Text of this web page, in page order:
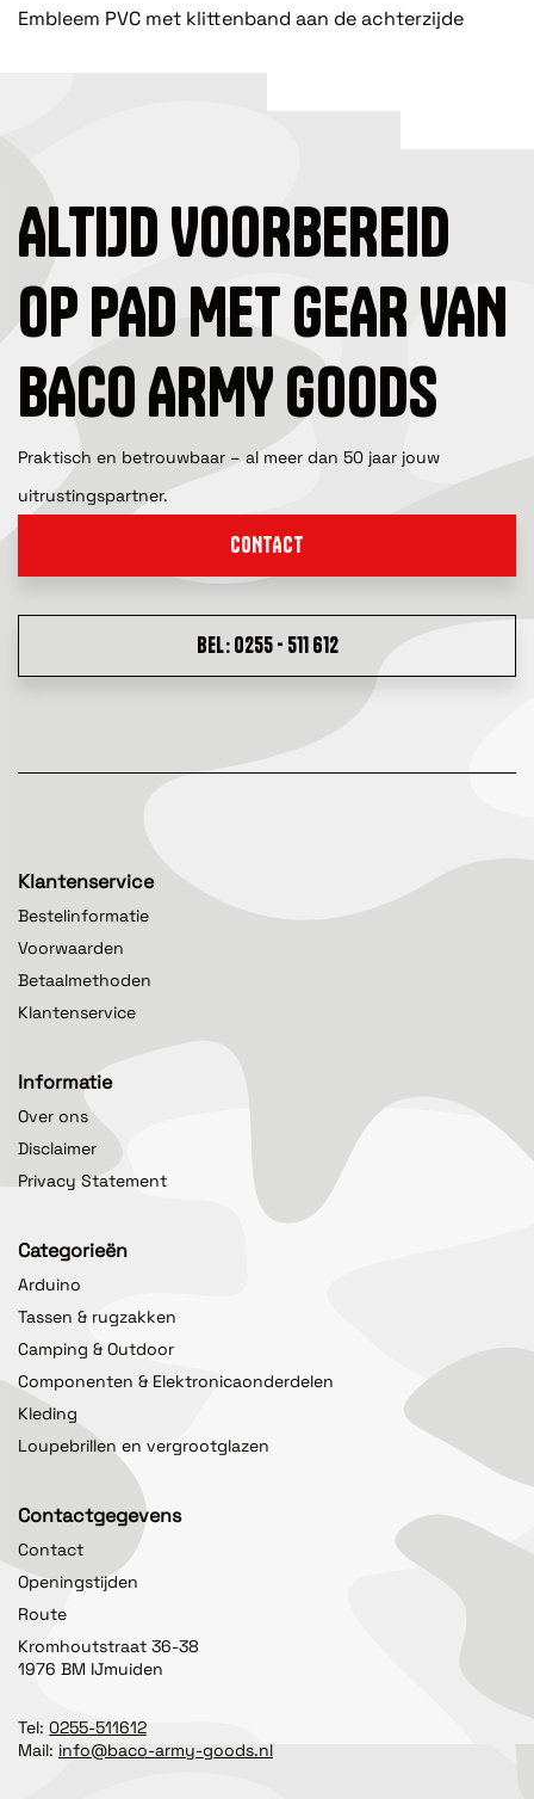
Embleem PVC met klittenband aan de achterzijde
ALTIJD VOORBEREID
OP PAD MET GEAR VAN
BACO ARMY GOODS
Praktisch en betrouwbaar – al meer dan 50 jaar jouw
uitrustingspartner.
CONTACT
BEL: 0255 - 511 612
Klantenservice
Bestelinformatie
Voorwaarden
Betaalmethoden
Klantenservice
Informatie
Over ons
Disclaimer
Privacy Statement
Categorieën
Arduino
Tassen & rugzakken
Camping & Outdoor
Componenten & Elektronicaonderdelen
Kleding
Loupebrillen en vergrootglazen
Contactgegevens
Contact
Openingstijden
Route
Kromhoutstraat 36-38
1976 BM IJmuiden
Tel: 0255-511612
Mail: info@baco-army-goods.nl